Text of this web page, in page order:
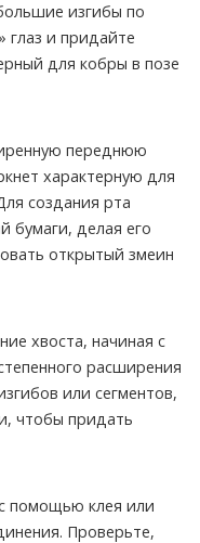
изгибы по
и придайте
для кобры в позе
переднюю
характерную для
создания рта
бумаги, делая его
открытый змеин
хвоста, начиная с
расширения
или сегментов,
чтобы придать
помощью клея или
Проверьте,